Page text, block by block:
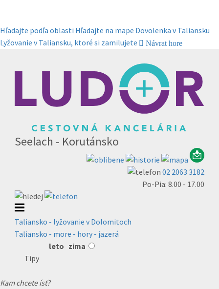
Hľadajte podľa oblasti Hľadajte na mape Dovolenka v Taliansku
Lyžovanie v Taliansku, ktoré si zamilujete
Návrat hore
Seelach - Korutánsko
02 2063 3182
Po-Pia: 8.00 - 17.00
Taliansko - lyžovanie v Dolomitoch
Taliansko - more - hory - jazerá
leto zima
Tipy
Kam chcete ísť?